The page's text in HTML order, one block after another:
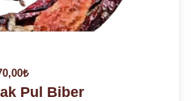
₺
Pul Biber